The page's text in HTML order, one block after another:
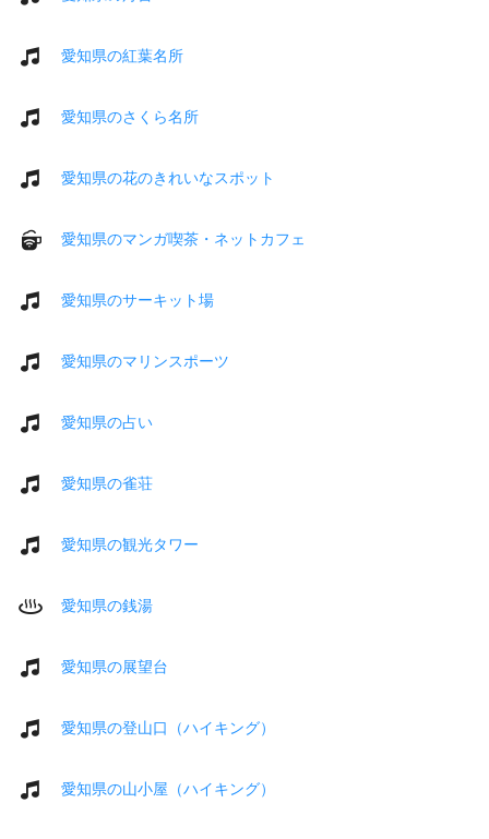
愛知県の紅葉名所
愛知県のさくら名所
愛知県の花のきれいなスポット
愛知県のマンガ喫茶・ネットカフェ
愛知県のサーキット場
愛知県のマリンスポーツ
愛知県の占い
愛知県の雀荘
愛知県の観光タワー
愛知県の銭湯
愛知県の展望台
愛知県の登山口（ハイキング）
愛知県の山小屋（ハイキング）